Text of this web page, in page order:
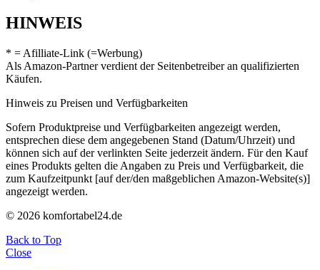
HINWEIS
* = Afilliate-Link (=Werbung)
Als Amazon-Partner verdient der Seitenbetreiber an qualifizierten
Käufen.
Hinweis zu Preisen und Verfügbarkeiten
Sofern Produktpreise und Verfügbarkeiten angezeigt werden,
entsprechen diese dem angegebenen Stand (Datum/Uhrzeit) und
können sich auf der verlinkten Seite jederzeit ändern. Für den Kauf
eines Produkts gelten die Angaben zu Preis und Verfügbarkeit, die
zum Kaufzeitpunkt [auf der/den maßgeblichen Amazon-Website(s)]
angezeigt werden.
© 2026 komfortabel24.de
Back to Top
Close